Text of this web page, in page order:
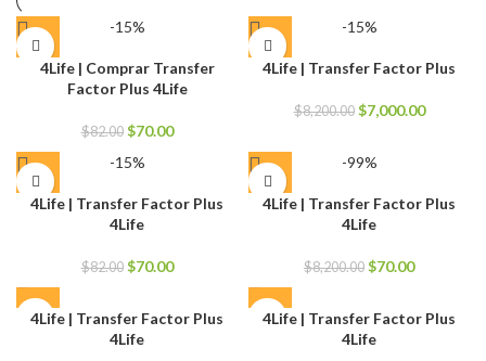
-15%
4Life | Comprar Transfer
Factor Plus 4Life
$82.00 El
original
$82.00.
$70.00El
$70.00.
-15%
4Life | Transfer Factor Plus
$8,200.00 El
era:
$7,000.00El
-15%
4Life | Transfer Factor Plus
4Life
$82.00 El
era:
$82.00.
$70.00El
es:
-99%
4Life | Transfer Factor Plus
4Life
$8,200.00 El
era:
$8,200.00.
$70.00El
es:
4Life | Transfer Factor Plus
4Life
4Life | Transfer Factor Plus
4Life